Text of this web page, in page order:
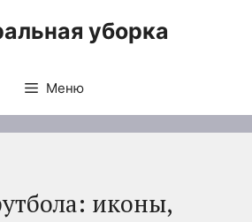
уборка
Меню
иконы,